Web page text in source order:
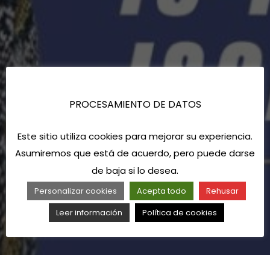
PROCESAMIENTO DE DATOS
Este sitio utiliza cookies para mejorar su experiencia.
Asumiremos que está de acuerdo, pero puede darse
de baja si lo desea.
Personalizar cookies Acepta todo
Rehusar
Leer información
Política de cookies